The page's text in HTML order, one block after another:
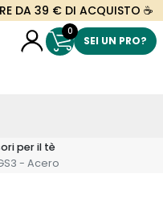
DA 39 € DI ACQUISTO ☕
0
SEI UN PRO?
per il tè
- Acero